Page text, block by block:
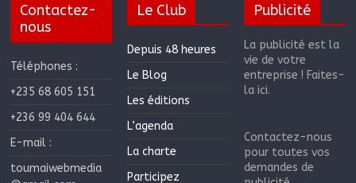
Contactez-
nous
Téléphones :
+235 68 605 151
+236 99 404 644
E-mail :
toumaiwebmedia
Le Club
Depuis 48 heures
Le Blog
Les éditions
L’agenda
La charte
Participez
Publicité
La publicité est la
vie de votre
entreprise ! Faites-
la ici.
Contactez-nous
pour toutes vos
demandes de